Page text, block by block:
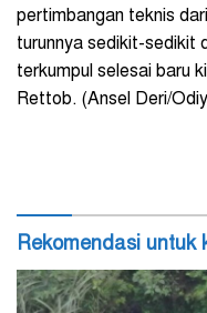
pertimbangan teknis
turunnya sedikit-sedikit
terkumpul selesai baru
Rettob. (Ansel Deri/
Rekomendasi untuk